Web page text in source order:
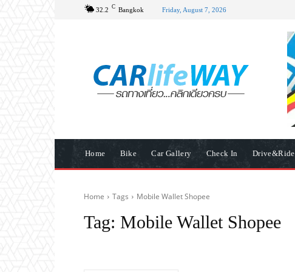
32.2 C Bangkok Friday, August 7, 2026
Home Bike Car Gallery Check In Drive&Ride
Home Tags Mobile Wallet Shopee
Tag: Mobile Wallet Shopee